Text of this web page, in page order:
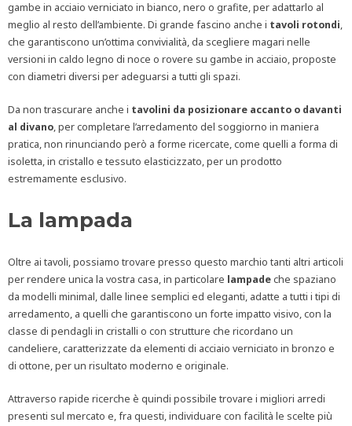
gambe in acciaio verniciato in bianco, nero o grafite, per adattarlo al
meglio al resto dell’ambiente. Di grande fascino anche i tavoli rotondi,
che garantiscono un’ottima convivialità, da scegliere magari nelle
versioni in caldo legno di noce o rovere su gambe in acciaio, proposte
con diametri diversi per adeguarsi a tutti gli spazi.
Da non trascurare anche i tavolini da posizionare accanto o davanti
al divano, per completare l’arredamento del soggiorno in maniera
pratica, non rinunciando però a forme ricercate, come quelli a forma di
isoletta, in cristallo e tessuto elasticizzato, per un prodotto
estremamente esclusivo.
La lampada
Oltre ai tavoli, possiamo trovare presso questo marchio tanti altri articoli
per rendere unica la vostra casa, in particolare lampadeche spaziano
da modelli minimal, dalle linee semplici ed eleganti, adatte a tutti i tipi di
arredamento, a quelli che garantiscono un forte impatto visivo, con la
classe di pendagli in cristalli o con strutture che ricordano un
candeliere, caratterizzate da elementi di acciaio verniciato in bronzo e
di ottone, per un risultato moderno e originale.
Attraverso rapide ricerche è quindi possibile trovare i migliori arredi
presenti sul mercato e, fra questi, individuare con facilità le scelte più